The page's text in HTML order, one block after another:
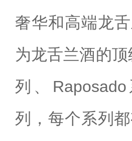
奢华和高端龙
为龙舌兰酒的
列、‌
列，每个系列